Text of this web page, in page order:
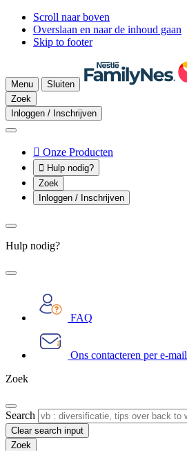
Scroll naar boven
Overslaan en naar de inhoud gaan
Skip to footer
Menu
Sluiten
Zoek
Inloggen / Inschrijven
 Onze Producten
 Hulp nodig?
Zoek
Inloggen / Inschrijven
Hulp nodig?
FAQ
Ons contacteren per e-mail
Zoek
Search
Clear search input